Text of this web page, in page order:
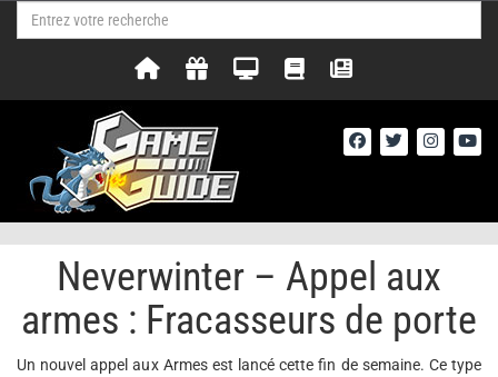
Neverwinter – Appel aux
armes : Fracasseurs de porte
Un nouvel appel aux Armes est lancé cette fin de semaine. Ce type